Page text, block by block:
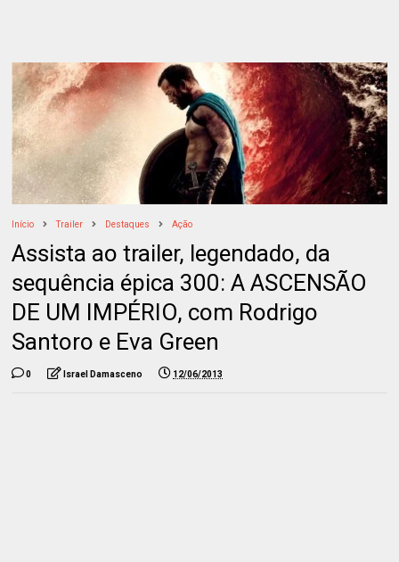
Início Trailer Destaques Ação
Assista ao trailer, legendado, da
sequência épica 300: A ASCENSÃO
DE UM IMPÉRIO, com Rodrigo
Santoro e Eva Green
0 Israel Damasceno 12/06/2013